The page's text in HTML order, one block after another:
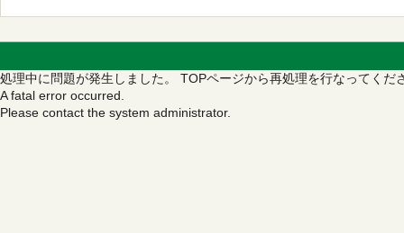
処理中に問題が発生しました。 TOPページから再処理を行なってくだ
A fatal error occurred.
Please contact the system administrator.